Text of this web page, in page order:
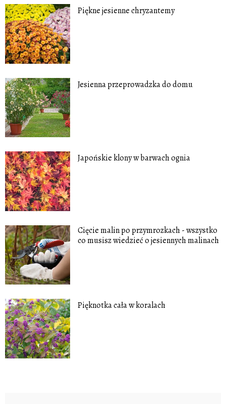
Piękne jesienne chryzantemy
Jesienna przeprowadzka do domu
Japońskie klony w barwach ognia
Cięcie malin po przymrozkach - wszystko
co musisz wiedzieć o jesiennych malinach
Pięknotka cała w koralach